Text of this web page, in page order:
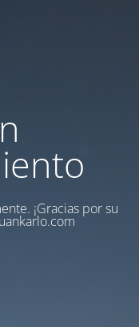
¡Gracias por su